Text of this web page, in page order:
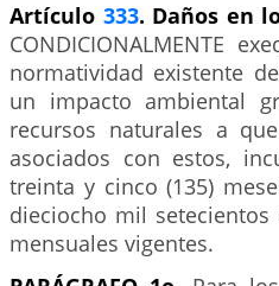
Artículo 333. Daños en
CONDICIONALMENTE
normatividad existente
un impacto ambiental
recursos naturales a
asociados con estos,
treinta y cinco (135)
dieciocho mil setecientos
mensuales vigentes.